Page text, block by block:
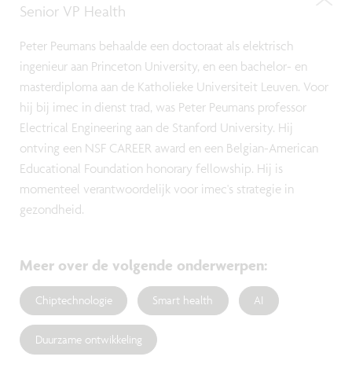
Senior VP Health
Peter Peumans behaalde een doctoraat als elektrisch
ingenieur aan Princeton University, en een bachelor- en
masterdiploma aan de Katholieke Universiteit Leuven. Voor
hij bij imec in dienst trad, was Peter Peumans professor
Electrical Engineering aan de Stanford University. Hij
ontving een NSF CAREER award en een Belgian-American
Educational Foundation honorary fellowship. Hij is
momenteel verantwoordelijk voor imec's strategie in
gezondheid.
Meer over de volgende onderwerpen:
Chiptechnologie Smart health AI
Duurzame ontwikkeling